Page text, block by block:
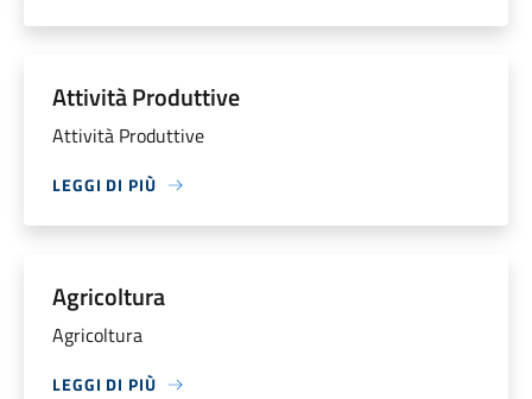
Attività Produttive
Attività Produttive
LEGGI DI PIÙ
Agricoltura
Agricoltura
LEGGI DI PIÙ